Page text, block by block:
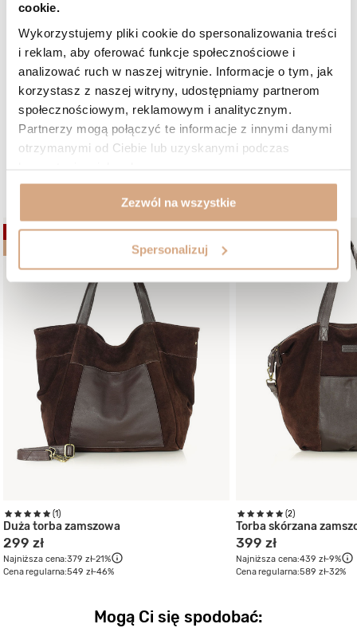
cookie.
Wykorzystujemy pliki cookie do spersonalizowania treści
i reklam, aby oferować funkcje społecznościowe i
analizować ruch w naszej witrynie. Informacje o tym, jak
korzystasz z naszej witryny, udostępniamy partnerom
społecznościowym, reklamowym i analitycznym.
Partnerzy mogą połączyć te informacje z innymi danymi
otrzymanymi od Ciebie lub uzyskanymi podczas
Zezwól na wszystkie
Spersonalizuj
Odcień: ciemny brąz zamsz 2026-01-19
Piękna, miękka, duża, pojemna, bardzo praktyczna torba. Taką
Teresa, Racibórz
Czy opinia była pomocna? 2
W podobnym kolorze:
OKAZJA
(1)
Duża torba zamszowa
299 zł
Najniższa cena:379 zł-21%
Cena regularna:549 zł-46%
OKAZJA
(2)
Torba skórzana
399 zł
Najniższa cena:439 zł-9%
Cena regularna:589 zł-32%
Mogą Ci się spodobać: